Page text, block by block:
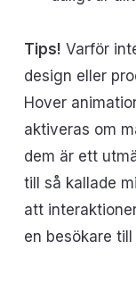
Tips! Varför
design eller
Hover
aktiveras om
dem är ett
till så kallade
att
en besökare till